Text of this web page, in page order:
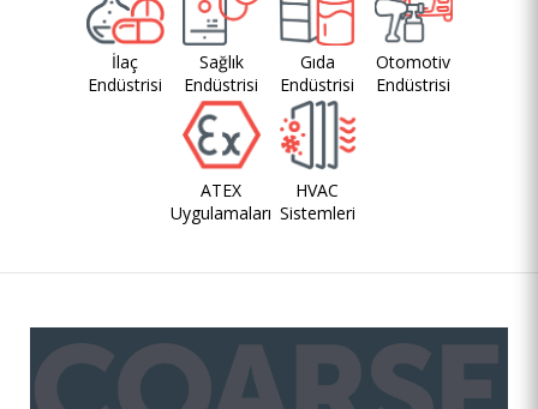
İlaç
Endüstrisi
Sağlık
Endüstrisi
Gıda
Endüstrisi
Otomotiv
Endüstrisi
ATEX
Uygulamaları
HVAC
Sistemleri